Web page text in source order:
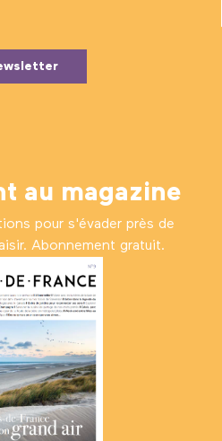
au magazine
pour s'évader près de
Abonnement gratuit.